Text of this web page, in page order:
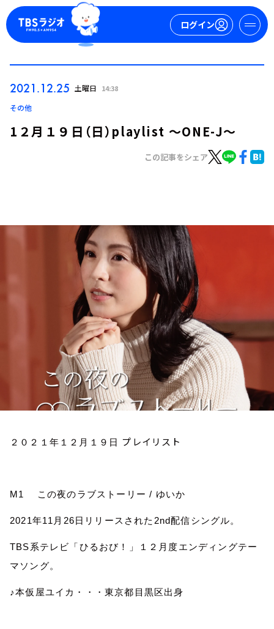
ログイン
今日の番組表
週間番組表
トピックス
TBS Podcast
イベント・グッズ
YouTube
会社情報
2021.12.25 土曜日 14:38
その他
1２月１９日（日）playlist ～ONE-J～
この記事をシェア
２０２１年１２月１９日 プレイリスト
M1 この夜のラブストーリー / ゆいか
2021年11 月 26日リリースされた 2nd配信シングル。
TBS系テレビ「ひるおび！」１２月度エンディングテー
マソング。
♪本仮屋ユイカ・・・東京都目黒区出身